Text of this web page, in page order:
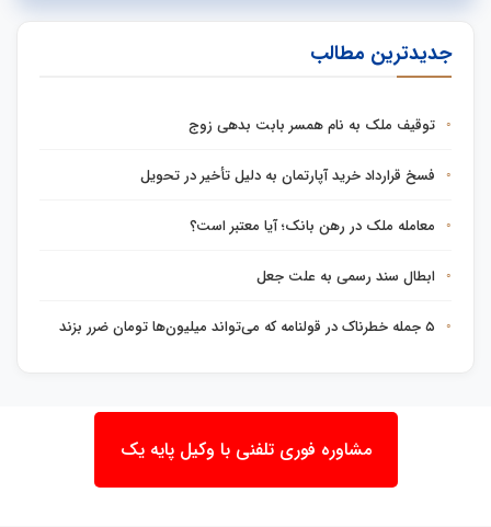
جدیدترین مطالب
توقیف ملک به نام همسر بابت بدهی زوج
فسخ قرارداد خرید آپارتمان به دلیل تأخیر در تحویل
معامله ملک در رهن بانک؛ آیا معتبر است؟
ابطال سند رسمی به علت جعل
مشاوره فوری تلفنی با وکیل پایه یک